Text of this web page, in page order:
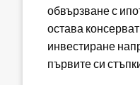
обвързване с
остава
инвестиране
първите си